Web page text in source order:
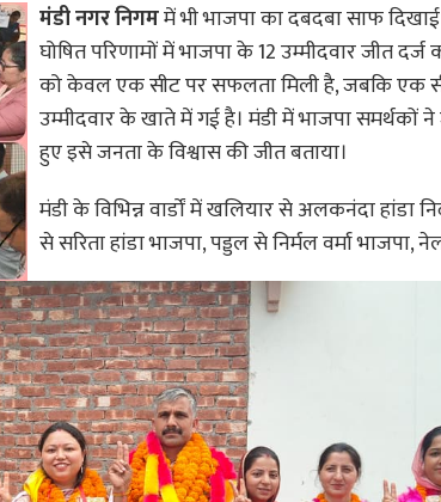
मंडी नगर निगममें भी भाजपा का दबदबा साफ
घोषित परिणामों में भाजपा के 12 उम्मीदवार जीत
को केवल एक सीट पर सफलता मिली है, जबकि एक
उम्मीदवार के खाते में गई है। मंडी में भाजपा समर्थकों
हुए इसे जनता के विश्वास की जीत बताया।
मंडी के विभिन्न वार्डों में खलियार से अलकनंदा हांडा
से सरिता हांडा भाजपा, पड्डल से निर्मल वर्मा भाजपा,